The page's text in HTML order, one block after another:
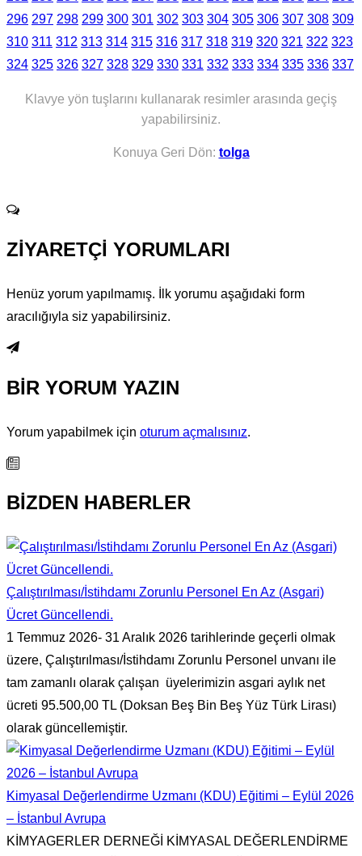
296 297 298 299 300 301 302 303 304 305 306 307 308 309
310 311 312 313 314 315 316 317 318 319 320 321 322 323
324 325 326 327 328 329 330 331 332 333 334 335 336 337
Klavye yön tuşlarını kullanarak resimler arasında geçiş
yapabilirsiniz.
Konuya Geri Dön: tolga
ZİYARETÇİ YORUMLARI
Henüz yorum yapılmamış. İlk yorumu aşağıdaki form
aracılığıyla siz yapabilirsiniz.
BİR YORUM YAZIN
Yorum yapabilmek için oturum açmalısınız.
BİZDEN HABERLER
Çalıştırılması/İstihdamı Zorunlu Personel En Az (Asgari)
Ücret Güncellendi.
1 Temmuz 2026- 31 Aralık 2026 tarihlerinde geçerli olmak
üzere, Çalıştırılması/İstihdamı Zorunlu Personel unvanı ile
tam zamanlı olarak çalışan üyelerimizin asgari aylık net
ücreti 95.500,00 TL (Doksan Beş Bin Beş Yüz Türk Lirası)
olarak güncellemiştir.
Kimyasal Değerlendirme Uzmanı (KDU) Eğitimi – Eylül 2026
– İstanbul Avrupa
KİMYAGERLER DERNEĞİ KİMYASAL DEĞERLENDİRME